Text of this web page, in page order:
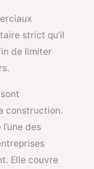
strict qu’il
de limiter
construction.
des
Elle couvre